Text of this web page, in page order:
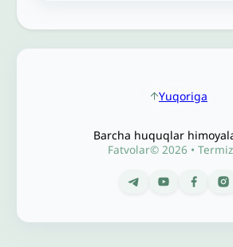
Yuqoriga
Barcha huquqlar
Fatvolar© 2026 •